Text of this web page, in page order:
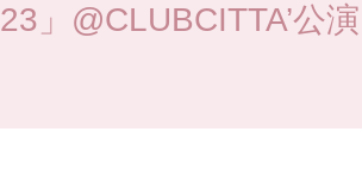
」@CLUBCITTA’公演